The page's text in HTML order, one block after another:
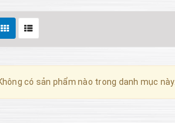
có sản phẩm nào trong danh mục này.